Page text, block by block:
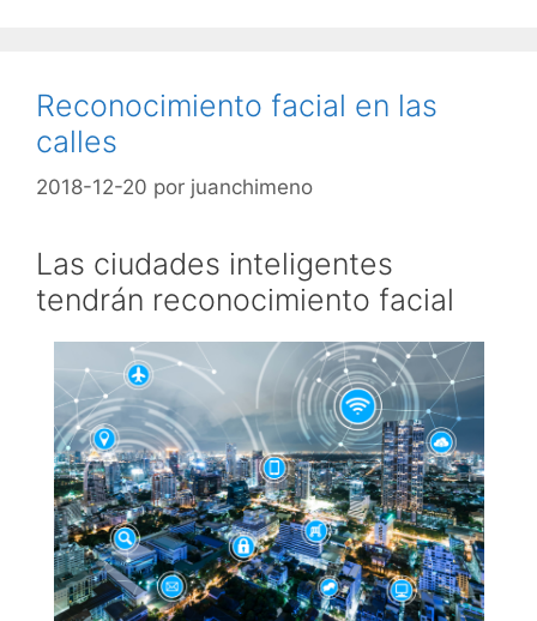
Reconocimiento facial en las
calles
2018-12-20 por juanchimeno
Las ciudades inteligentes
tendrán reconocimiento facial